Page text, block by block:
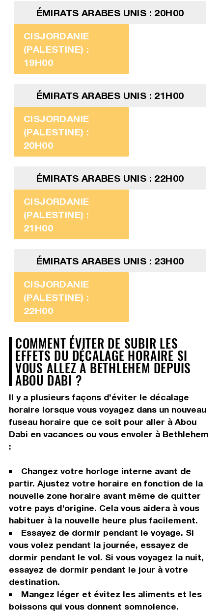
ÉMIRATS ARABES UNIS : 20H00
CISJORDANIE
(PALESTINE) :
19H00
ÉMIRATS ARABES UNIS : 21H00
CISJORDANIE
(PALESTINE) :
20H00
ÉMIRATS ARABES UNIS : 22H00
CISJORDANIE
(PALESTINE) :
21H00
ÉMIRATS ARABES UNIS : 23H00
CISJORDANIE
(PALESTINE) :
22H00
COMMENT ÉVITER DE SUBIR LES
EFFETS DU DÉCALAGE HORAIRE SI
VOUS ALLEZ À BETHLEHEM DEPUIS
ABOU DABI ?
Il y a plusieurs façons d’éviter le décalage
horaire lorsque vous voyagez dans un nouveau
fuseau horaire que ce soit pour aller à Abou
Dabi en vacances ou vous envoler à Bethlehem
:
Changez votre horloge interne avant de
partir. Ajustez votre horaire en fonction de la
nouvelle zone horaire avant même de quitter
votre pays d'origine. Cela vous aidera à vous
habituer à la nouvelle heure plus facilement.
Essayez de dormir pendant le voyage. Si
vous volez pendant la journée, essayez de
dormir pendant le vol. Si vous voyagez la nuit,
essayez de dormir pendant le jour à votre
destination.
Mangez léger et évitez les aliments et les
boissons qui vous donnent somnolence.